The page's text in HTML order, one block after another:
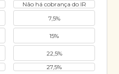
Não há cobrança do IR
7,5%
15%
22,5%
27,5%